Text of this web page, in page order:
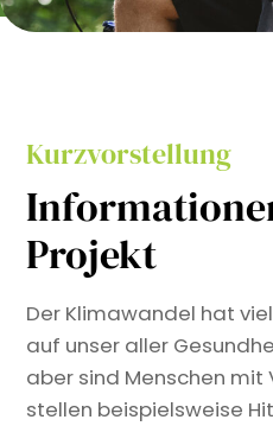
Kurzvorstellung
Projekt
Der Klimawandel hat
auf unser aller
aber sind Menschen mit
stellen beispielsweise